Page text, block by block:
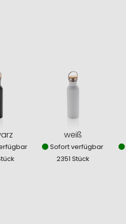
weiß
Sofort verfügbar
2351 Stück